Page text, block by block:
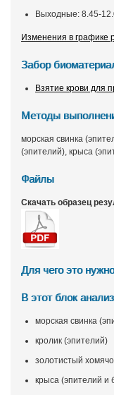
Выходные: 8.45-
Изменения в графике
Забор
Взятие крови для
Методы
морская свинка
(эпителий), крыса
Файлы
Скачать образец
Для чего это нужно
В этот блок
морская свинка
кролик (эпителий)
золотистый
крыса (эпителий и